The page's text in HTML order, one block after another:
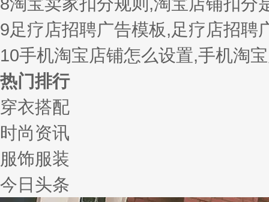
9足疗店招聘广告模板,足疗店招聘
10手机淘宝店铺怎么设置,手机淘
热门排行
穿衣搭配
时尚资讯
服饰服装
今日头条